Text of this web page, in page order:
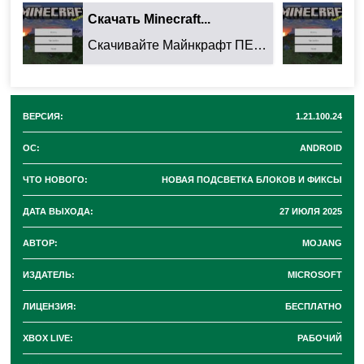
Person):Обновление изменило отображение
выпавших предметовот первого лица. Цель –
сделать их вид чище во время боя или сбора
🌾 Прозрачность Сахарного Тростника:При
просвечивает
. Теперь за ним легче разглядеть
объекты или мобов.
Исправленные Ошибки
Бета-версия также устраняет две проблемы:
Скачать Minecraft...
Скачивайте Майнкрафт ПЕ 26.32.02 для Android: ...
ВЕРСИЯ: 1.21.100.24
ОС: ANDROID
ЧТО НОВОГО: НОВАЯ ПОДСВЕТКА БЛОКОВ И ФИКСЫ
ДАТА ВЫХОДА: 27 ИЮЛЯ 2025
АВТОР: MOJANG
ИЗДАТЕЛЬ: MICROSOFT
ЛИЦЕНЗИЯ: БЕСПЛАТНО
XBOX LIVE: РАБОЧИЙ